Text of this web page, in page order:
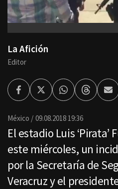
La Afición
Editor
FacebookTwitterWhatsappThreads
por
México 09.08.2018 19:36
El estadio Luis
este miércoles, un
por la Secretaría de
Veracruz y el